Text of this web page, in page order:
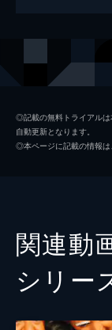
◎記載の無料トライアルは
自動更新となります。
◎本ページに記載の情報は
関連動
シリー